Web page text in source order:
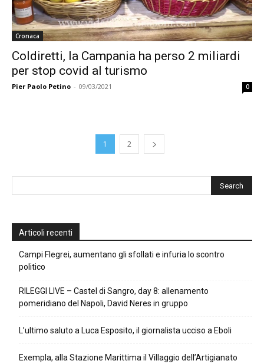
Cronaca
Coldiretti, la Campania ha perso 2 miliardi
per stop covid al turismo
Pier Paolo Petino - 09/03/2021 0
1 2
Articoli recenti
Campi Flegrei, aumentano gli sfollati e infuria lo scontro
politico
RILEGGI LIVE – Castel di Sangro, day 8: allenamento
pomeridiano del Napoli, David Neres in gruppo
L’ultimo saluto a Luca Esposito, il giornalista ucciso a Eboli
Exempla, alla Stazione Marittima il Villaggio dell’Artigianato